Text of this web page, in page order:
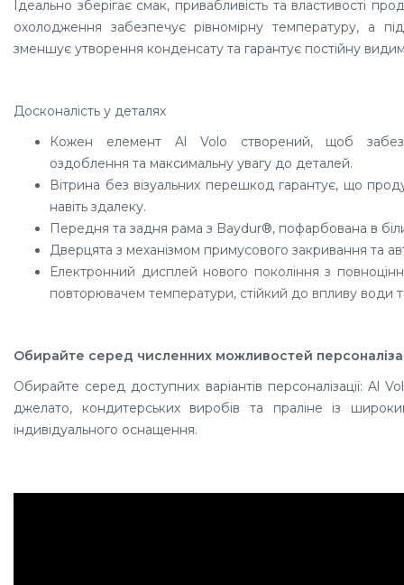
Ідеально зберігає смак, привабливість та властивості
охолодження забезпечує рівномірну температуру, а
зменшує утворення конденсату та гарантує постійну
Досконалість у деталях
Кожен елемент Al Volo створений, щоб
оздоблення та максимальну увагу до деталей.
Вітрина без візуальних перешкод гарантує, що
навіть здалеку.
Передня та задня рама з Baydur®, пофарбована в
Дверцята з механізмом примусового закривання та
Електронний дисплей нового покоління з
повторювачем температури, стійкий до впливу води
Обирайте серед численних можливостей
Обирайте серед доступних варіантів персоналізації: Al
джелато, кондитерських виробів та праліне із
індивідуального оснащення.